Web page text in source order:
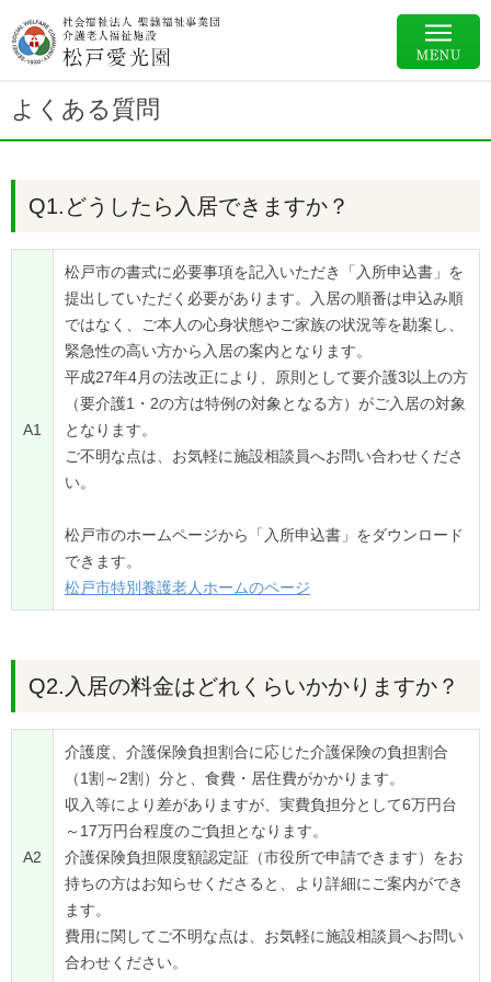
よくある質問
Q1.どうしたら入居できますか？
A1
松戸市の書式に必要事項を記入いただき「入所申込書」を
提出していただく必要があります。入居の順番は申込み順
ではなく、ご本人の心身状態やご家族の状況等を勘案し、
緊急性の高い方から入居の案内となります。
平成27年4月の法改正により、原則として要介護3以上の方
（要介護1・2の方は特例の対象となる方）がご入居の対象
となります。
ご不明な点は、お気軽に施設相談員へお問い合わせくださ
い。
松戸市のホームページから「入所申込書」をダウンロード
できます。
松戸市特別養護老人ホームのページ
Q2.入居の料金はどれくらいかかりますか？
A2
介護度、介護保険負担割合に応じた介護保険の負担割合
（1割～2割）分と、食費・居住費がかかります。
収入等により差がありますが、実費負担分として6万円台
～17万円台程度のご負担となります。
介護保険負担限度額認定証（市役所で申請できます）をお
持ちの方はお知らせくださると、より詳細にご案内ができ
ます。
費用に関してご不明な点は、お気軽に施設相談員へお問い
合わせください。